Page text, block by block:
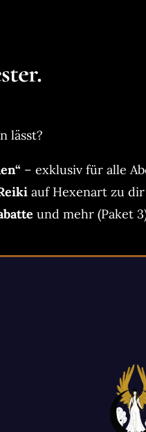
lässt?
– exklusiv für alle
auf Hexenart zu dir
und mehr (Paket